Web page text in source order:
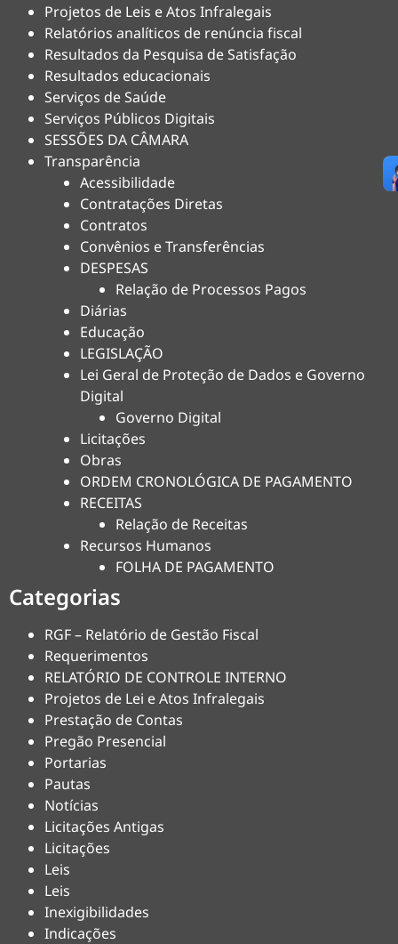
Projetos de Leis e Atos Infralegais
Relatórios analíticos de renúncia fiscal
Resultados da Pesquisa de Satisfação
Resultados educacionais
Serviços de Saúde
Serviços Públicos Digitais
SESSÕES DA CÂMARA
Transparência
Acessibilidade
Contratações Diretas
Contratos
Convênios e Transferências
DESPESAS
Relação de Processos Pagos
Diárias
Educação
LEGISLAÇÃO
Lei Geral de Proteção de Dados e Governo
Digital
Governo Digital
Licitações
Obras
ORDEM CRONOLÓGICA DE PAGAMENTO
RECEITAS
Relação de Receitas
Recursos Humanos
FOLHA DE PAGAMENTO
Categorias
RGF – Relatório de Gestão Fiscal
Requerimentos
RELATÓRIO DE CONTROLE INTERNO
Projetos de Lei e Atos Infralegais
Prestação de Contas
Pregão Presencial
Portarias
Pautas
Notícias
Licitações Antigas
Licitações
Leis
Leis
Inexigibilidades
Indicações